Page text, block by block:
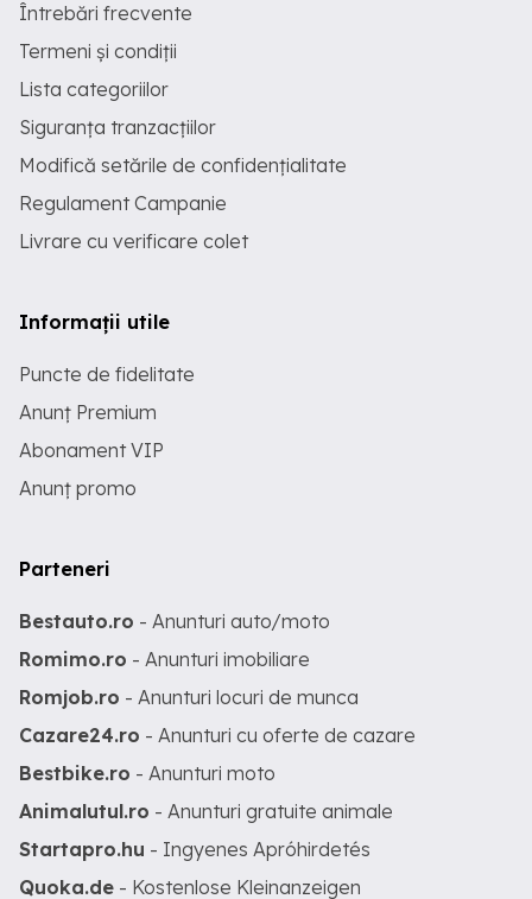
Întrebări frecvente
Termeni și condiții
Lista categoriilor
Siguranța tranzacțiilor
Modifică setările de confidențialitate
Regulament Campanie
Livrare cu verificare colet
Informații utile
Puncte de fidelitate
Anunț Premium
Abonament VIP
Anunț promo
Parteneri
Bestauto.ro - Anunturi auto/moto
Romimo.ro - Anunturi imobiliare
Romjob.ro - Anunturi locuri de munca
Cazare24.ro - Anunturi cu oferte de cazare
Bestbike.ro - Anunturi moto
Animalutul.ro - Anunturi gratuite animale
Startapro.hu - Ingyenes Apróhirdetés
Quoka.de - Kostenlose Kleinanzeigen